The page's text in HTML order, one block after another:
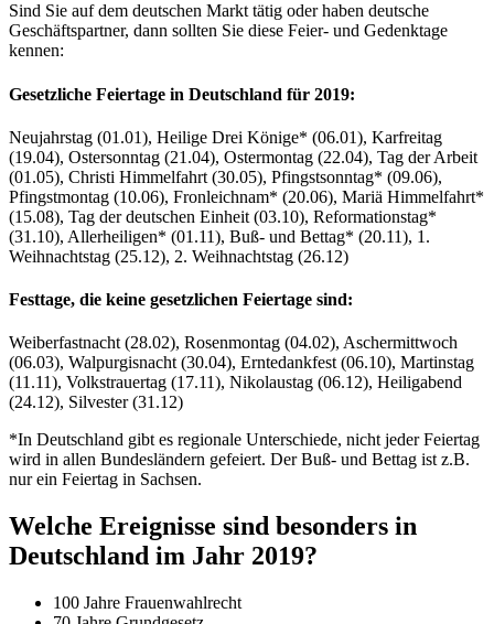
Sind Sie auf dem deutschen Markt tätig oder haben deutsche
Geschäftspartner, dann sollten Sie diese Feier- und Gedenktage
kennen:
Gesetzliche Feiertage in Deutschland für 2019:
Neujahrstag (01.01), Heilige Drei Könige* (06.01), Karfreitag
(19.04), Ostersonntag (21.04), Ostermontag (22.04), Tag der Arbeit
(01.05), Christi Himmelfahrt (30.05), Pfingstsonntag* (09.06),
Pfingstmontag (10.06), Fronleichnam* (20.06), Mariä Himmelfahrt*
(15.08), Tag der deutschen Einheit (03.10), Reformationstag*
(31.10), Allerheiligen* (01.11), Buß- und Bettag* (20.11), 1.
Weihnachtstag (25.12), 2. Weihnachtstag (26.12)
Festtage, die keine gesetzlichen Feiertage sind:
Weiberfastnacht (28.02), Rosenmontag (04.02), Aschermittwoch
(06.03), Walpurgisnacht (30.04), Erntedankfest (06.10), Martinstag
(11.11), Volkstrauertag (17.11), Nikolaustag (06.12), Heiligabend
(24.12), Silvester (31.12)
*In Deutschland gibt es regionale Unterschiede, nicht jeder Feiertag
wird in allen Bundesländern gefeiert. Der Buß- und Bettag ist z.B.
nur ein Feiertag in Sachsen.
Welche Ereignisse sind besonders in
Deutschland im Jahr 2019?
100 Jahre Frauenwahlrecht